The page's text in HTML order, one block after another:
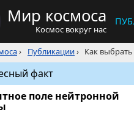
Мир космоса
Космос вокруг нас
› Публикации› Как выбрать
факт
поле нейтронной